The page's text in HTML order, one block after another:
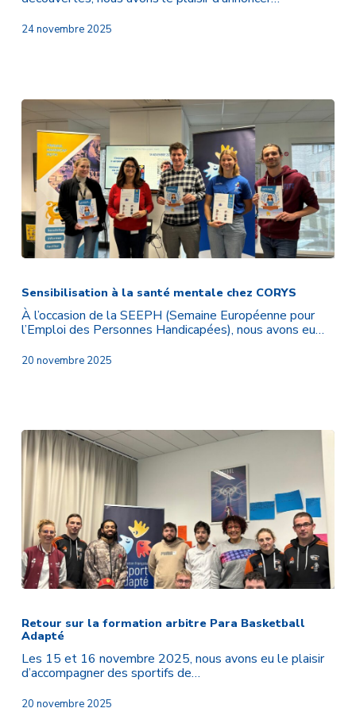
:
Le
guide
épisodes
24 novembre 2025
Sensibilisation
la
santé
mentale
chez
Sensibilisation à la santé mentale chez CORYS
À l’occasion de la SEEPH (Semaine Européenne pour
l’Emploi des Personnes Handicapées), nous avons eu…
20 novembre 2025
la
formation
arbitre
Para
Basketball
Adapté
Retour sur la formation arbitre Para Basketball
Adapté
Les 15 et 16 novembre 2025, nous avons eu le plaisir
d’accompagner des sportifs de…
20 novembre 2025